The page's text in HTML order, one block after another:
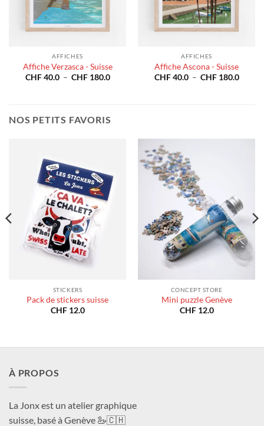
AFFICHES
Affiche Verzasca - Suisse
CHF40.0 – CHF180.0Plage
CHF 180.0
AFFICHES
Affiche Ascona - Suisse
CHF40.0 – CHF180.0Plage
NOS PETITS FAVORIS
STICKERS
Pack de stickers suisse
CHF12.0
CONCEPT STORE
Mini puzzle Genève
CHF12.0
À PROPOS
La Jonx est un atelier graphique
suisse, basé à Genève 🦢🇨🇭